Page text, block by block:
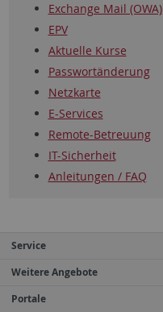
Exchange Mail (OWA)
EPV
Aktuelle Kurse
Passwortänderung
Netzkarte
E-Services
Remote-Betreuung
IT-Sicherheit
Anleitungen / FAQ
Service
Weitere Angebote
Portale